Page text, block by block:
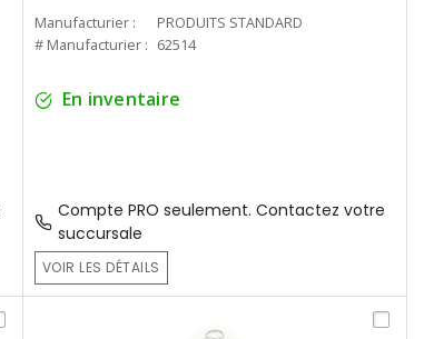
Manufacturier :
PRODUITS STANDARD
# Manufacturier : 62514
En inventaire
Compte PRO seulement. Contactez votre
succursale
VOIR LES DÉTAILS